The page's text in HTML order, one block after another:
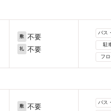
敷 不要
礼 不要
バス
駐
フ
敷 不要
バス